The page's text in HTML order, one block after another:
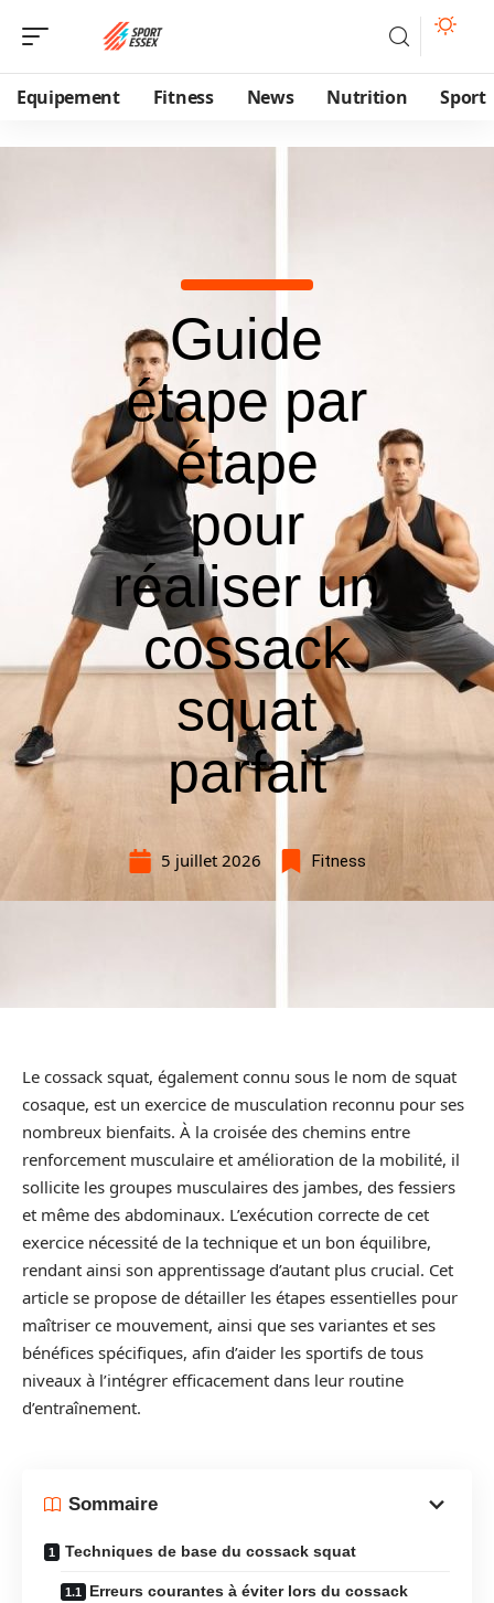
Equipement Fitness News Nutrition Sport
Guide
étape par
étape
pour
réaliser un
cossack
squat
parfait
5 juillet 2026 Fitness
Le cossack squat, également connu sous le nom de squat
cosaque, est un exercice de musculation reconnu pour ses
nombreux bienfaits. À la croisée des chemins entre
renforcement musculaire et amélioration de la mobilité, il
sollicite les groupes musculaires des jambes, des fessiers
et même des abdominaux. L’exécution correcte de cet
exercice nécessité de la technique et un bon équilibre,
rendant ainsi son apprentissage d’autant plus crucial. Cet
article se propose de détailler les étapes essentielles pour
maîtriser ce mouvement, ainsi que ses variantes et ses
bénéfices spécifiques, afin d’aider les sportifs de tous
niveaux à l’intégrer efficacement dans leur routine
d’entraînement.
Sommaire
Techniques de base du cossack squat
Erreurs courantes à éviter lors du cossack